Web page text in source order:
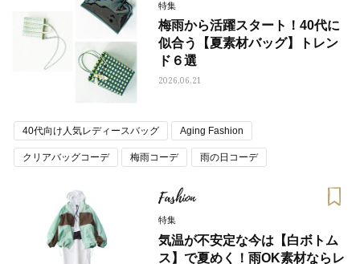
特集
梅雨から活躍スタート！40代に
似合う【夏素材バッグ】トレン
ド６選
2026.06.21
40代向け人気レディースバッグ Aging Fashion
クリアバッグコーデ 梅雨コーデ 雨の日コーデ
Fashion
特集
気温が不安定な今は【白ボトム
ス】で夏めく！雨OK素材ならレ